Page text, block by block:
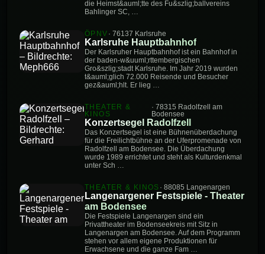
die Heimst&auml;tte des Fu&szlig;ballvereins
Bahlinger SC, …
ÖPNV · 76137 Karlsruhe
Karlsruhe Hauptbahnhof
Der Karlsruher Hauptbahnhof ist ein Bahnhof in
der baden-w&uuml;rttembergischen
Gro&szlig;stadt Karlsruhe. Im Jahr 2019 wurden
t&auml;glich 72.000 Reisende und Besucher
gez&auml;hlt. Er lieg …
THEATER &
KINOS
· 78315 Radolfzell am
Bodensee
Konzertsegel Radolfzell
Das Konzertsegel ist eine Bühnenüberdachung
für die Freilichtbühne an der Uferpromenade von
Radolfzell am Bodensee. Die Überdachung
wurde 1989 errichtet und steht als Kulturdenkmal
unter Sch …
THEATER & KINOS · 88085 Langenargen
Langenargener Festspiele - Theater
am Bodensee
Die Festspiele Langenargen sind ein
Privattheater im Bodenseekreis mit Sitz in
Langenargen am Bodensee. Auf dem Programm
stehen vor allem eigene Produktionen für
Erwachsene und die ganze Fam …